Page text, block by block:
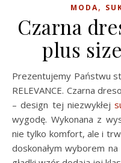
MODA,
Czarna
plus
Prezentujemy Państwu stylową, dresową sukienkę z marki
RELEVANCE. Czarna
– design tej niezwykłej
wygodę. Wykonana z
nie tylko komfort, ale i
doskonałym wyborem